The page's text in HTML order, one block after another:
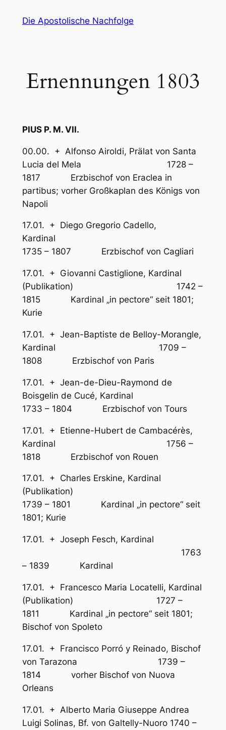
InhaltDie Apostolische Nachfolge
Ernennungen 1803
PIUS P. M. VII.
00.00. + Alfonso Airoldi, Prälat von Santa
Lucia del Mela 1728 –
1817 Erzbischof von Eraclea in
partibus; vorher Großkaplan des Königs von
Napoli
17.01. + Diego Gregorio Cadello,
Kardinal
1735 – 1807 Erzbischof von Cagliari
17.01. + Giovanni Castiglione, Kardinal
(Publikation) 1742 –
1815 Kardinal „in pectore“ seit 1801;
Kurie
17.01. + Jean-Baptiste de Belloy-Morangle,
Kardinal 1709 –
1808 Erzbischof von Paris
17.01. + Jean-de-Dieu-Raymond de
Boisgelin de Cucé, Kardinal
1733 – 1804 Erzbischof von Tours
17.01. + Etienne-Hubert de Cambacérès,
Kardinal 1756 –
1818 Erzbischof von Rouen
17.01. + Charles Erskine, Kardinal
(Publikation)
1739 – 1801 Kardinal „in pectore“ seit
1801; Kurie
17.01. + Joseph Fesch, Kardinal
1763
– 1839 Kardinal
17.01. + Francesco Maria Locatelli, Kardinal
(Publikation) 1727 –
1811 Kardinal „in pectore“ seit 1801;
Bischof von Spoleto
17.01. + Francisco Porró y Reinado, Bischof
von Tarazona 1739 –
1814 vorher Bischof von Nuova
Orleans
17.01. + Alberto Maria Giuseppe Andrea
Luigi Solinas, Bf. von Galtelly-Nuoro 1740 –